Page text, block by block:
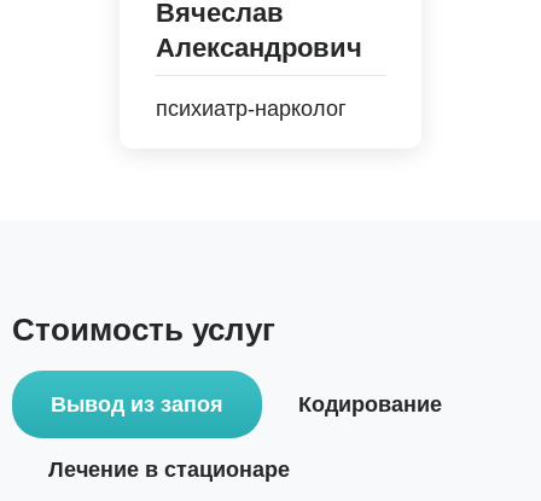
Вячеслав
Александрович
психиатр-нарколог
Стоимость услуг
Вывод из запоя Кодирование
Лечение в стационаре